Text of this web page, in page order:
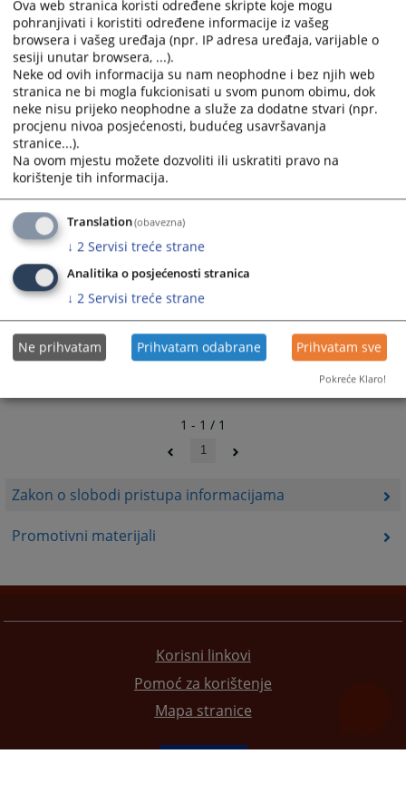
Zakon o slobodi pristupa informacijama
Promotivni materijali
calendar
and
select
a
date.
Press
the
question
mark
key
to
get
keyboard
shortcuts
for
changing
dates.
calendar
and
select
a
date.
Press
the
question
mark
key
to
the
keyboard
shortcuts
for
changing
dates.
1 - 1 / 1
1
Korisni linkovi
Pomoć za korištenje
Mapa stranice
Ova web stranica koristi određene skripte koje mogu
pohranjivati i koristiti određene informacije iz vašeg
browsera i vašeg uređaja (npr. IP adresa uređaja, varijable o
sesiji unutar browsera, ...).
Neke od ovih informacija su nam neophodne i bez njih web
stranica ne bi mogla fukcionisati u svom punom obimu, dok
neke nisu prijeko neophodne a služe za dodatne stvari (npr.
procjenu nivoa posjećenosti, budućeg usavršavanja
stranice...).
Na ovom mjestu možete dozvoliti ili uskratiti pravo na
korištenje tih informacija.
Translation(obavezna)
↓ 2 Servisi treće strane
Analitika o posjećenosti stranica
↓ 2 Servisi treće strane
Ne prihvatam Prihvatam odabrane Prihvatam sve
Pokreće Klaro!